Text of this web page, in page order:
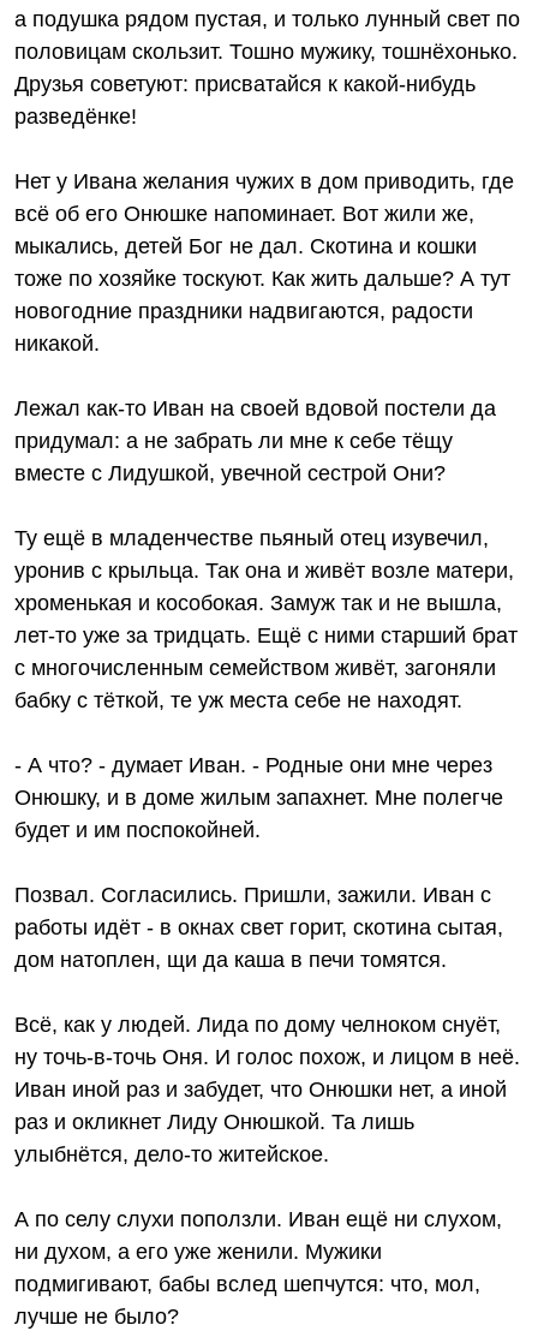
а подушка рядом пустая, и только лунный свет по
половицам скользит. Тошно мужику, тошнёхонько.
Друзья советуют: присватайся к какой-нибудь
разведёнке!
Нет у Ивана желания чужих в дом приводить, где
всё об его Онюшке напоминает. Вот жили же,
мыкались, детей Бог не дал. Скотина и кошки
тоже по хозяйке тоскуют. Как жить дальше? А тут
новогодние праздники надвигаются, радости
никакой.
Лежал как-то Иван на своей вдовой постели да
придумал: а не забрать ли мне к себе тёщу
вместе с Лидушкой, увечной сестрой Они?
Ту ещё в младенчестве пьяный отец изувечил,
уронив с крыльца. Так она и живёт возле матери,
хроменькая и кособокая. Замуж так и не вышла,
лет-то уже за тридцать. Ещё с ними старший брат
с многочисленным семейством живёт, загоняли
бабку с тёткой, те уж места себе не находят.
- А что? - думает Иван. - Родные они мне через
Онюшку, и в доме жилым запахнет. Мне полегче
будет и им поспокойней.
Позвал. Согласились. Пришли, зажили. Иван с
работы идёт - в окнах свет горит, скотина сытая,
дом натоплен, щи да каша в печи томятся.
Всё, как у людей. Лида по дому челноком снуёт,
ну точь-в-точь Оня. И голос похож, и лицом в неё.
Иван иной раз и забудет, что Онюшки нет, а иной
раз и окликнет Лиду Онюшкой. Та лишь
улыбнётся, дело-то житейское.
А по селу слухи поползли. Иван ещё ни слухом,
ни духом, а его уже женили. Мужики
подмигивают, бабы вслед шепчутся: что, мол,
лучше не было?